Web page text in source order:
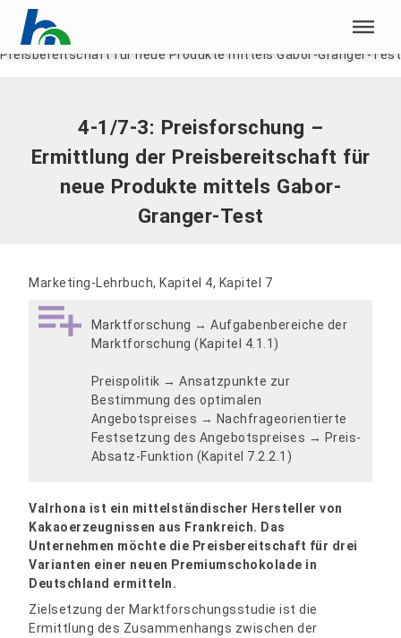
Menü überspringen
Menü überspringen
Home |4-1/7-3: Preisforschung – Ermittlung der
Preisbereitschaft für neue Produkte mittels Gabor-Granger-Test
4-1/7-3: Preisforschung –
Ermittlung der Preisbereitschaft für
neue Produkte mittels Gabor-
Granger-Test
Marketing-Lehrbuch, Kapitel 4, Kapitel 7
Marktforschung → Aufgabenbereiche der
Marktforschung (Kapitel 4.1.1)
Preispolitik → Ansatzpunkte zur
Bestimmung des optimalen
Angebotspreises → Nachfrageorientierte
Festsetzung des Angebotspreises → Preis-
Absatz-Funktion (Kapitel 7.2.2.1)
Valrhona ist ein mittelständischer Hersteller von
Kakaoerzeugnissen aus Frankreich. Das
Unternehmen möchte die Preisbereitschaft für drei
Varianten einer neuen Premiumschokolade in
Deutschland ermitteln.
Zielsetzung der Marktforschungsstudie ist die
Ermittlung des Zusammenhangs zwischen der